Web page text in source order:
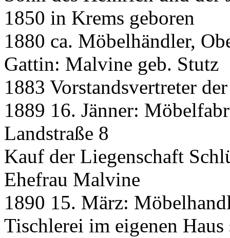
1850 in Krems geboren
1880 ca. Möbelhändler,
Gattin: Malvine geb. Stutz
1883 Vorstandsvertreter
1889 16. Jänner:
Landstraße 8
Kauf der Liegenschaft
Ehefrau Malvine
1890 15. März:
Tischlerei im eigenen Haus